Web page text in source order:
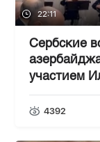
22:11
Сербские
участием
4392